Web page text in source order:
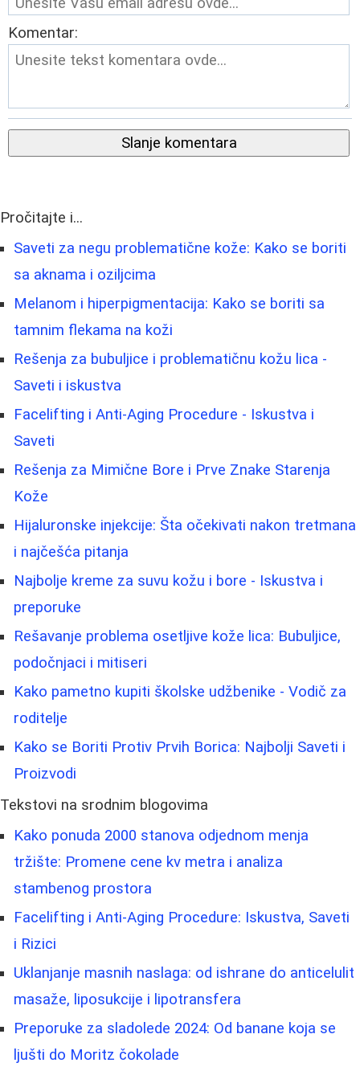
Komentar:
Slanje komentara
Pročitajte i...
Saveti za negu problematične kože: Kako se boriti
sa aknama i oziljcima
Melanom i hiperpigmentacija: Kako se boriti sa
tamnim flekama na koži
Rešenja za bubuljice i problematičnu kožu lica -
Saveti i iskustva
Facelifting i Anti-Aging Procedure - Iskustva i
Saveti
Rešenja za Mimične Bore i Prve Znake Starenja
Kože
Hijaluronske injekcije: Šta očekivati nakon tretmana
i najčešća pitanja
Najbolje kreme za suvu kožu i bore - Iskustva i
preporuke
Rešavanje problema osetljive kože lica: Bubuljice,
podočnjaci i mitiseri
Kako pametno kupiti školske udžbenike - Vodič za
roditelje
Kako se Boriti Protiv Prvih Borica: Najbolji Saveti i
Proizvodi
Tekstovi na srodnim blogovima
Kako ponuda 2000 stanova odjednom menja
tržište: Promene cene kv metra i analiza
stambenog prostora
Facelifting i Anti-Aging Procedure: Iskustva, Saveti
i Rizici
Uklanjanje masnih naslaga: od ishrane do anticelulit
masaže, liposukcije i lipotransfera
Preporuke za sladolede 2024: Od banane koja se
ljušti do Moritz čokolade